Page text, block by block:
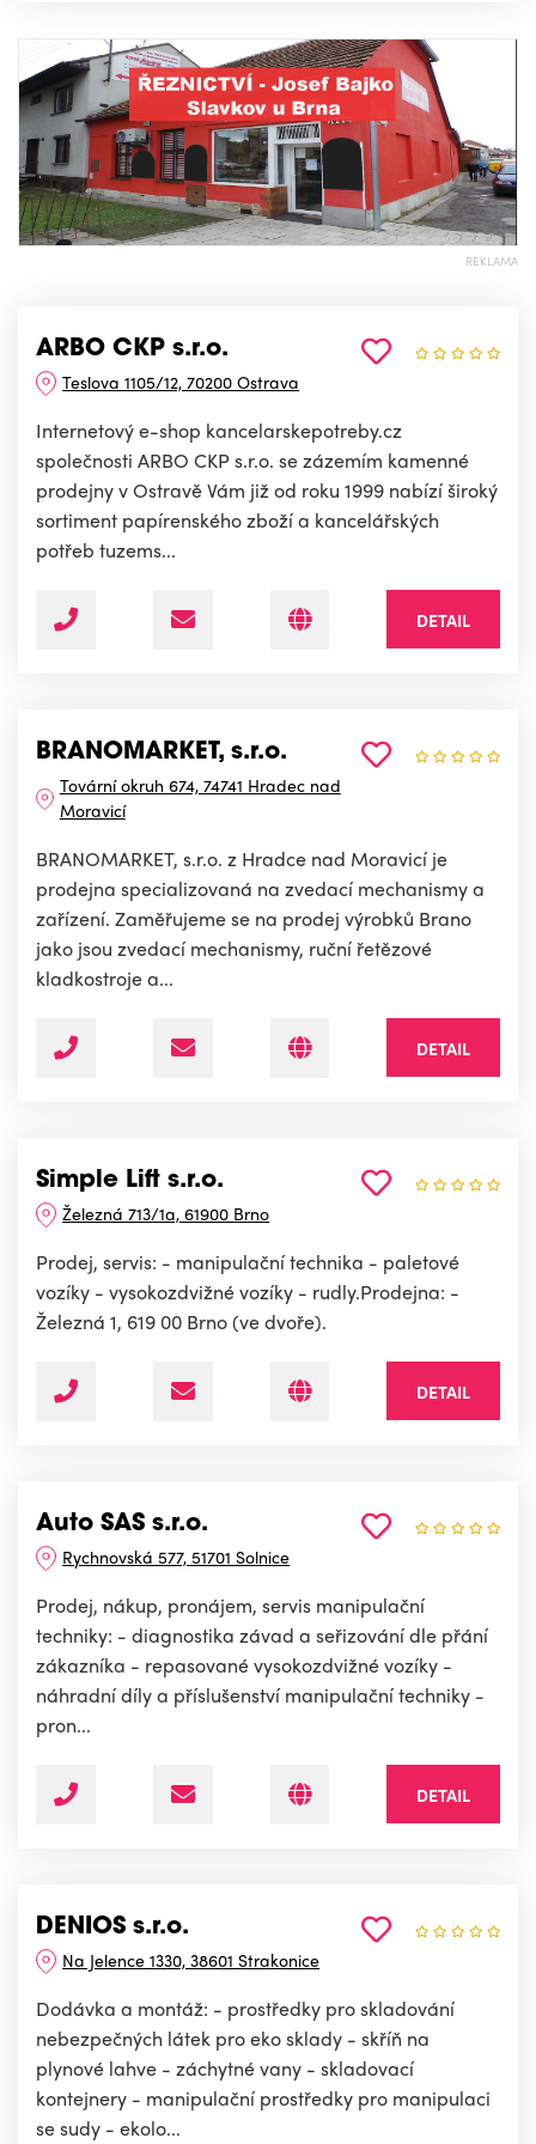
REKLAMA
ARBO CKP s.r.o.
Teslova 1105/12, 70200 Ostrava
Internetový e-shop kancelarskepotreby.cz
společnosti ARBO CKP s.r.o. se zázemím kamenné
prodejny v Ostravě Vám již od roku 1999 nabízí široký
sortiment papírenského zboží a kancelářských
potřeb tuzems...
DETAIL
BRANOMARKET, s.r.o.
Tovární okruh 674, 74741 Hradec nad
Moravicí
BRANOMARKET, s.r.o. z Hradce nad Moravicí je
prodejna specializovaná na zvedací mechanismy a
zařízení. Zaměřujeme se na prodej výrobků Brano
jako jsou zvedací mechanismy, ruční řetězové
kladkostroje a...
DETAIL
Simple Lift s.r.o.
Železná 713/1a, 61900 Brno
Prodej, servis: - manipulační technika - paletové
vozíky - vysokozdvižné vozíky - rudly.Prodejna: -
Železná 1, 619 00 Brno (ve dvoře).
DETAIL
Auto SAS s.r.o.
Rychnovská 577, 51701 Solnice
Prodej, nákup, pronájem, servis manipulační
techniky: - diagnostika závad a seřizování dle přání
zákazníka - repasované vysokozdvižné vozíky -
náhradní díly a příslušenství manipulační techniky -
pron...
DETAIL
DENIOS s.r.o.
Na Jelence 1330, 38601 Strakonice
Dodávka a montáž: - prostředky pro skladování
nebezpečných látek pro eko sklady - skříň na
plynové lahve - záchytné vany - skladovací
kontejnery - manipulační prostředky pro manipulaci
se sudy - ekolo...